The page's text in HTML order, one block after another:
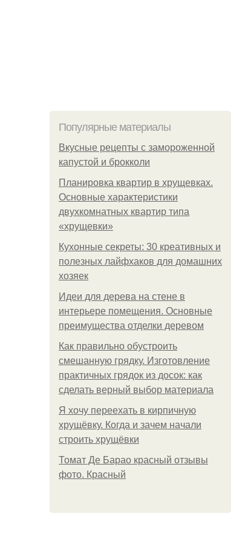
Популярные материалы
Вкусные рецепты с замороженной
капустой и брокколи
Планировка квартир в хрущевках.
Основные характеристики
двухкомнатных квартир типа
«хрущевки»
Кухонные секреты: 30 креативных и
полезных лайфхаков для домашних
хозяек
Идеи для дерева на стене в
интерьере помещения. Основные
преимущества отделки деревом
Как правильно обустроить
смешанную грядку. Изготовление
практичных грядок из досок: как
сделать верный выбор материала
Я хочу переехать в кирпичную
хрущёвку. Когда и зачем начали
строить хрущёвки
Томат Де Барао красный отзывы
фото. Красный